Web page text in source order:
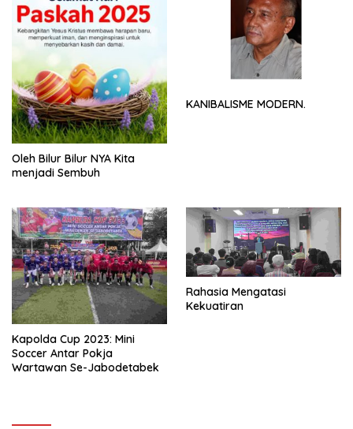
Oleh Bilur Bilur NYA Kita
menjadi Sembuh
KANIBALISME MODERN.
Kapolda Cup 2023: Mini
Soccer Antar Pokja
Wartawan Se-Jabodetabek
Rahasia Mengatasi
Kekuatiran